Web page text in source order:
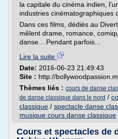
la capitale du cinéma indien,
industries cinématographiques
Dans ces films, dédiés au
mêlent drame, romance,
danse....Pendant parfois...
Lire la suite
Date: 2016-06-23 21:49:43
Site : http://
Thèmes liés : cours de danse
de danse classique dans le nord /
classique / spectacle danse
musique cours danse classique
Cours et spectacles de